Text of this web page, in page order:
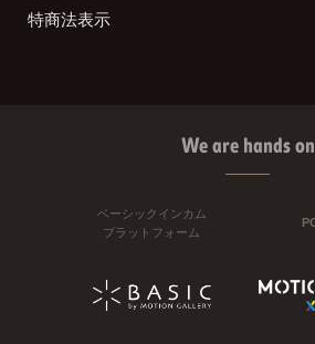
特商法表示
We are hands on
ベーシックインカム
プラットフォーム